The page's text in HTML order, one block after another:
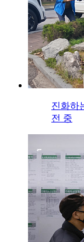
진화하
전 중